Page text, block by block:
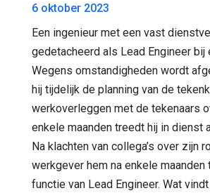
6 oktober 2023
Een ingenieur met een vast
gedetacheerd als Lead Engineer bij
Wegens omstandigheden wordt
hij tijdelijk de planning van de
werkoverleggen met de tekenaars
enkele maanden treedt hij in dienst
Na klachten van collega’s over zijn
werkgever hem na enkele maanden
functie van Lead Engineer. Wat